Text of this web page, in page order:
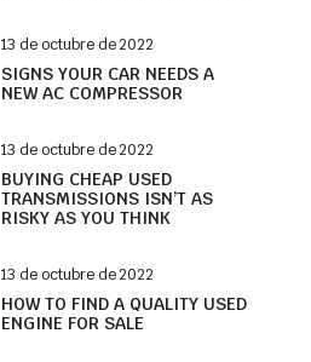
13 de octubre de 2022
SIGNS YOUR CAR NEEDS A
NEW AC COMPRESSOR
13 de octubre de 2022
BUYING CHEAP USED
TRANSMISSIONS ISN’T AS
RISKY AS YOU THINK
13 de octubre de 2022
HOW TO FIND A QUALITY USED
ENGINE FOR SALE